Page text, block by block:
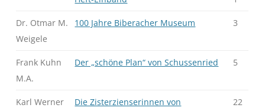
Dr. Otmar M.
Weigele
100 Jahre Biberacher Museum 3
Frank Kuhn
M.A.
Der „schöne Plan“ von Schussenried 5
Karl Werner
Die Zisterzienserinnen von
22